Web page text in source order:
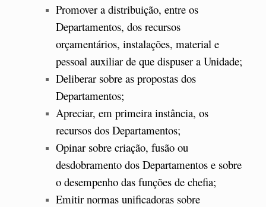
Promover a distribuição, entre os
Departamentos, dos recursos
orçamentários, instalações, material e
pessoal auxiliar de que dispuser a Unidade;
Deliberar sobre as propostas dos
Departamentos;
Apreciar, em primeira instância, os
recursos dos Departamentos;
Opinar sobre criação, fusão ou
desdobramento dos Departamentos e sobre
o desempenho das funções de chefia;
Emitir normas unificadoras sobre